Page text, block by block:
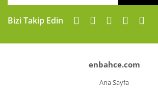
Gönder
Bizi Takip Edin
enbahce.com
Ana Sayfa